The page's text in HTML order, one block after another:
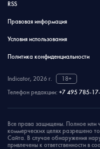
RSS
Правовая информация
Условия использования
Политика конфиденциальности
Indicator, 2026 г.
18+
Телефон редакции: +7 495 785-
Все права защищены. Полное или
коммерческих целях разрешено
Сайта. В случае обнаружения
привлечены к ответственности в